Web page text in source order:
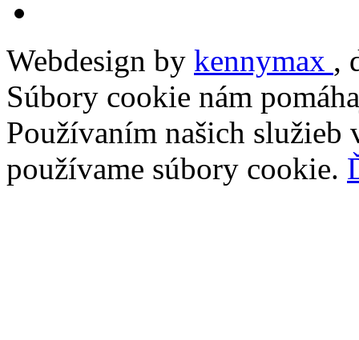
Webdesign by kennymax ,
Súbory cookie nám
Používaním našich služieb
používame súbory cookie.